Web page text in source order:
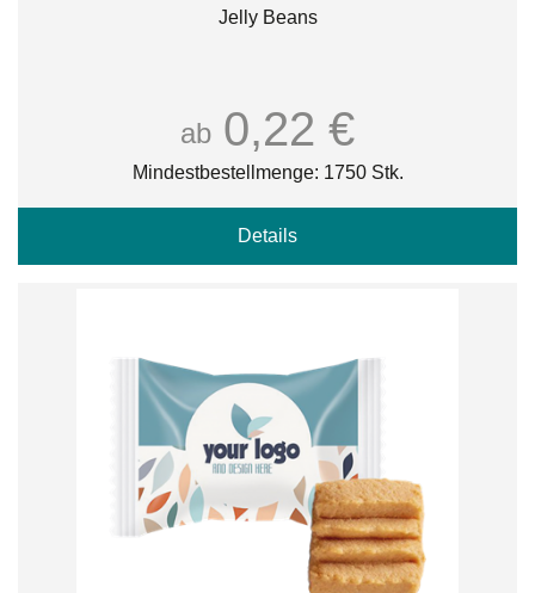
Jelly Beans
ab 0,22 €
Mindestbestellmenge: 1750 Stk.
Details